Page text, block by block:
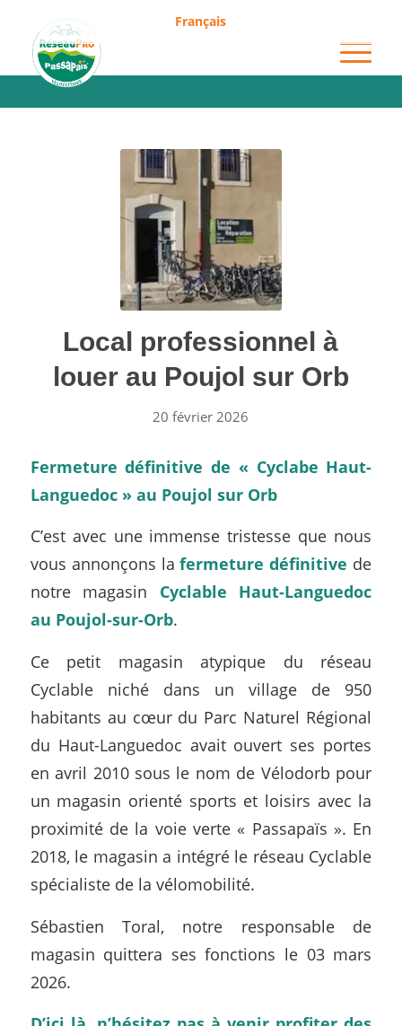
Français
Local professionnel à
louer au Poujol sur Orb
20 février 2026
Fermeture définitive de « Cyclabe Haut-
Languedoc » au Poujol sur Orb
C’est avec une immense tristesse que nous
vous annonçons lafermeture définitive de
notre magasin Cyclable Haut-Languedoc
au Poujol-sur-Orb.
Ce petit magasin atypique du réseau
Cyclable niché dans un village de 950
habitants au cœur du Parc Naturel Régional
du Haut-Languedoc avait ouvert ses portes
en avril 2010 sous le nom de Vélodorb pour
un magasin orienté sports et loisirs avec la
proximité de la voie verte « Passapaïs ». En
2018, le magasin a intégré le réseau Cyclable
spécialiste de la vélomobilité.
Sébastien Toral, notre responsable de
magasin quittera ses fonctions le 03 mars
2026.